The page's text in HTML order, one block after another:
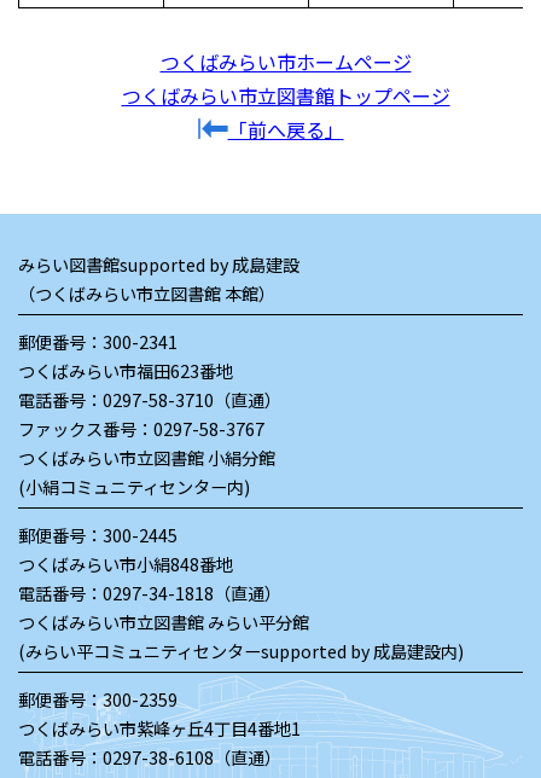
つくばみらい市ホームページ
つくばみらい市立図書館トップページ
「前へ戻る」
みらい図書館supported by 成島建設
（つくばみらい市立図書館 本館）
郵便番号：300-2341
つくばみらい市福田623番地
電話番号： 0297-58-3710（直通）
ファックス番号：0297-58-3767
つくばみらい市立図書館 小絹分館
(小絹コミュニティセンター内)
郵便番号：300-2445
つくばみらい市小絹848番地
電話番号： 0297-34-1818（直通）
つくばみらい市立図書館 みらい平分館
(みらい平コミュニティセンターsupported by 成島建設内)
郵便番号：300-2359
つくばみらい市紫峰ヶ丘4丁目4番地1
電話番号： 0297-38-6108（直通）